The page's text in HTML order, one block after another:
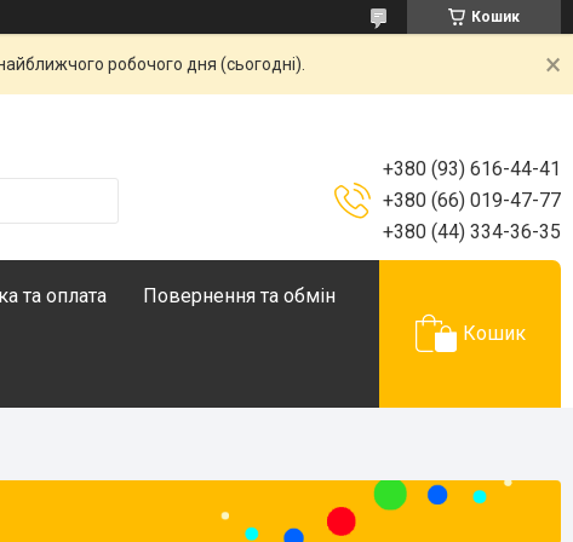
Кошик
робочого дня (сьогодні).
+380 (93) 616-44-41
+380 (66) 019-47-77
+380 (44) 334-36-35
та оплата Повернення та обмін
Кошик